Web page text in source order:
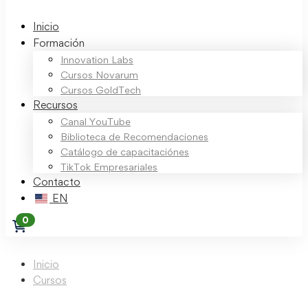
Inicio
Formación
Innovation Labs
Cursos Novarum
Cursos GoldTech
Recursos
Canal YouTube
Biblioteca de Recomendaciones
Catálogo de capacitaciónes
TikTok Empresariales
Contacto
EN
Inicio
Cursos